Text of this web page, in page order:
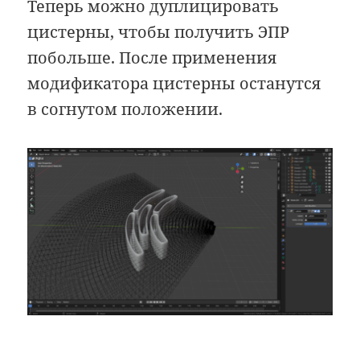
Теперь можно дуплицировать
цистерны, чтобы получить ЭПР
побольше. После применения
модификатора цистерны останутся
в согнутом положении.